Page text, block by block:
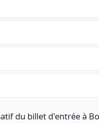
du billet d'entrée à